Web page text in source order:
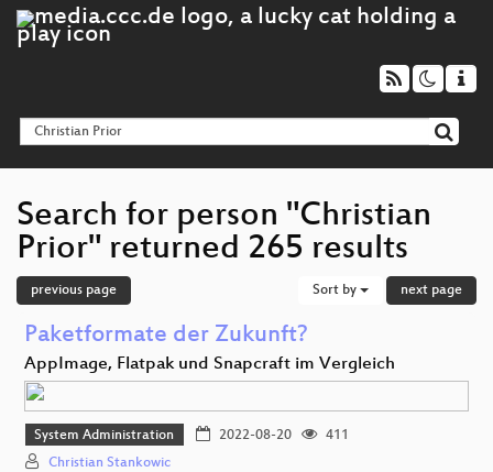
Search for person "Christian
Prior" returned 265 results
previous page Sort by next page
Paketformate der Zukunft?
AppImage, Flatpak und Snapcraft im Vergleich
System Administration 2022-08-20
411
Christian Stankowic